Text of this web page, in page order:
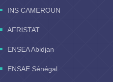
INS CAMEROUN
AFRISTAT
ENSEA Abidjan
ENSAE Sénégal